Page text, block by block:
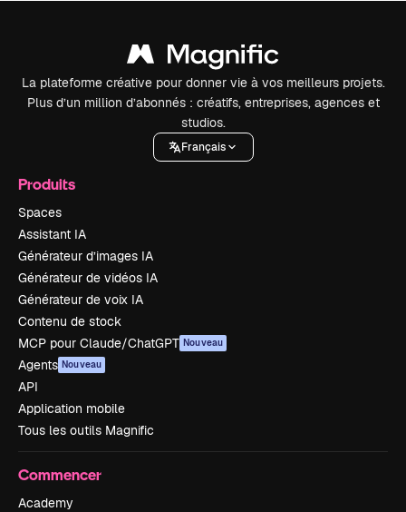
La plateforme créative pour donner vie à vos meilleurs projets.
Plus d’un million d’abonnés : créatifs, entreprises, agences et
studios.
Français
Produits
Spaces
Assistant IA
Générateur d’images IA
Générateur de vidéos IA
Générateur de voix IA
Contenu de stock
MCP pour Claude/ChatGPT Nouveau
Agents Nouveau
API
Application mobile
Tous les outils Magnific
Commencer
Academy